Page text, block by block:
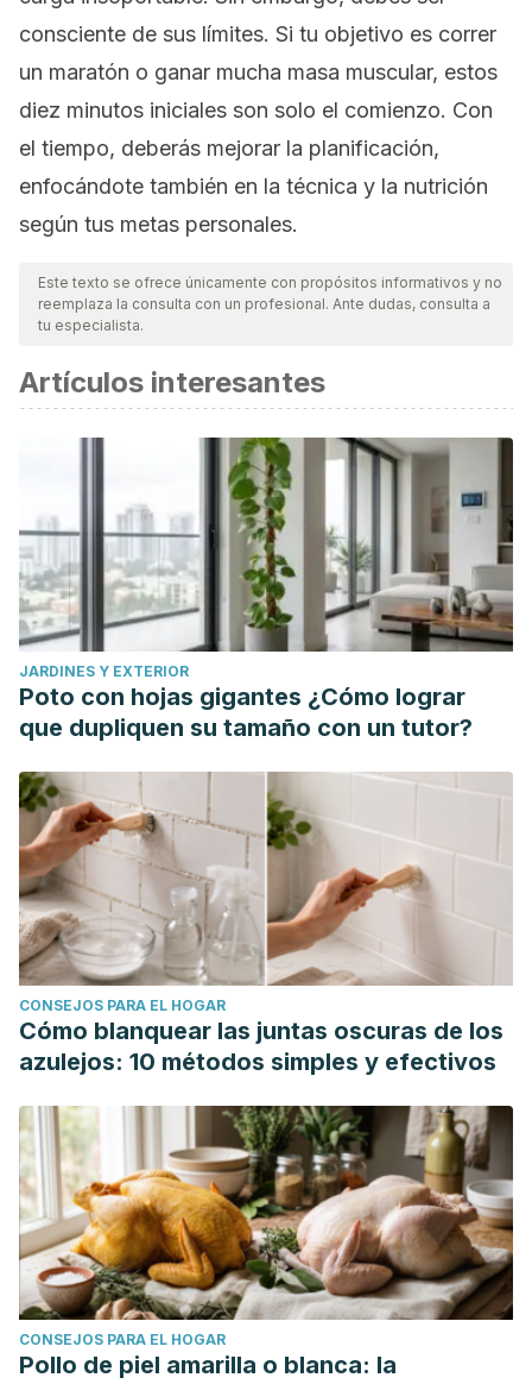
consciente de sus límites. Si tu objetivo es correr
un maratón o ganar mucha masa muscular, estos
diez minutos iniciales son solo el comienzo. Con
el tiempo, deberás mejorar la planificación,
enfocándote también en la técnica y la nutrición
según tus metas personales.
Este texto se ofrece únicamente con propósitos informativos y no
reemplaza la consulta con un profesional. Ante dudas, consulta a
tu especialista.
Artículos interesantes
JARDINES Y EXTERIOR
Poto con hojas gigantes ¿Cómo lograr
que dupliquen su tamaño con un tutor?
CONSEJOS PARA EL HOGAR
Cómo blanquear las juntas oscuras de los
azulejos: 10 métodos simples y efectivos
CONSEJOS PARA EL HOGAR
Pollo de piel amarilla o blanca: la